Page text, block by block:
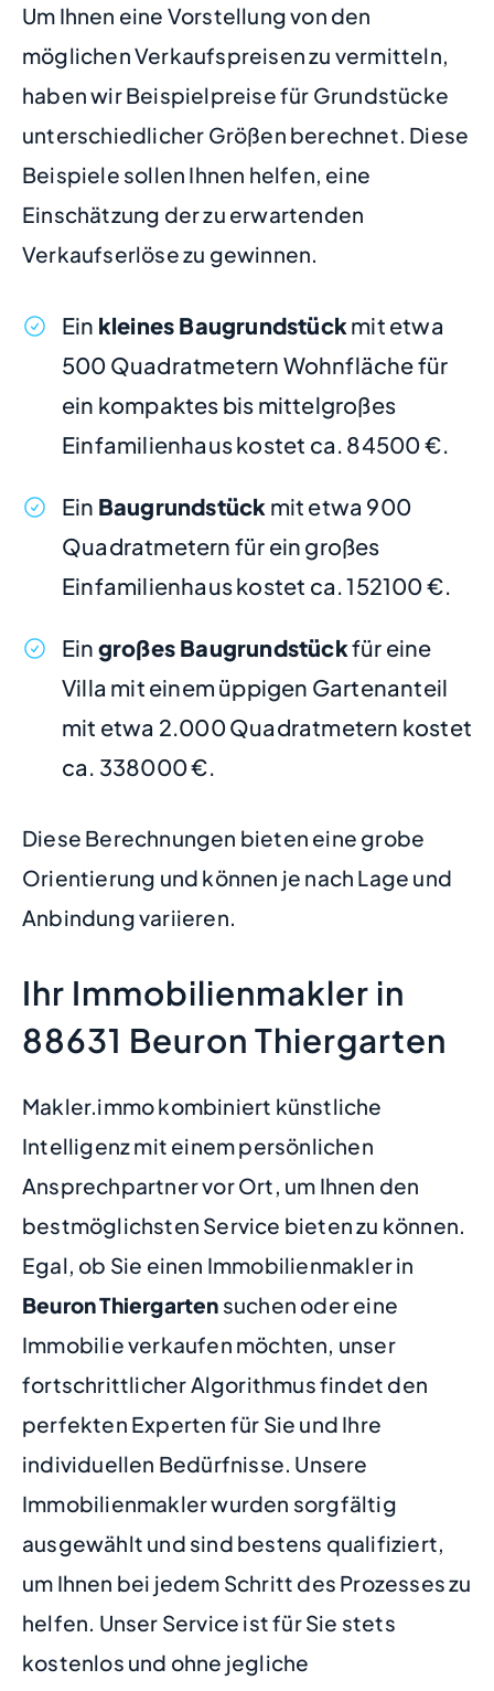
Um Ihnen eine Vorstellung von den
möglichen Verkaufspreisen zu vermitteln,
haben wir Beispielpreise für Grundstücke
unterschiedlicher Größen berechnet. Diese
Beispiele sollen Ihnen helfen, eine
Einschätzung der zu erwartenden
Verkaufserlöse zu gewinnen.
Ein kleines Baugrundstückmit etwa
500 Quadratmetern Wohnfläche für
ein kompaktes bis mittelgroßes
Einfamilienhaus kostet ca. 84500 €.
Ein Baugrundstück mit etwa 900
Quadratmetern für ein großes
Einfamilienhaus kostet ca. 152100 €.
Ein großes Baugrundstückfür eine
Villa mit einem üppigen Gartenanteil
mit etwa 2.000 Quadratmetern kostet
ca. 338000 €.
Diese Berechnungen bieten eine grobe
Orientierung und können je nach Lage und
Anbindung variieren.
Ihr Immobilienmakler in
88631 Beuron Thiergarten
Makler.immo kombiniert künstliche
Intelligenz mit einem persönlichen
Ansprechpartner vor Ort, um Ihnen den
bestmöglichsten Service bieten zu können.
Egal, ob Sie einen Immobilienmakler in
Beuron Thiergarten suchen oder eine
Immobilie verkaufen möchten, unser
fortschrittlicher Algorithmus findet den
perfekten Experten für Sie und Ihre
individuellen Bedürfnisse. Unsere
Immobilienmakler wurden sorgfältig
ausgewählt und sind bestens qualifiziert,
um Ihnen bei jedem Schritt des Prozesses zu
helfen. Unser Service ist für Sie stets
kostenlos und ohne jegliche